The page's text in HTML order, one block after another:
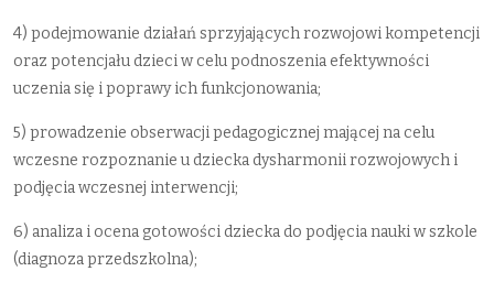
4) podejmowanie działań sprzyjających rozwojowi kompetencji
oraz potencjału dzieci w celu podnoszenia efektywności
uczenia się i poprawy ich funkcjonowania;
5) prowadzenie obserwacji pedagogicznej mającej na celu
wczesne rozpoznanie u dziecka dysharmonii rozwojowych i
podjęcia wczesnej interwencji;
6) analiza i ocena gotowości dziecka do podjęcia nauki w szkole
(diagnoza przedszkolna);